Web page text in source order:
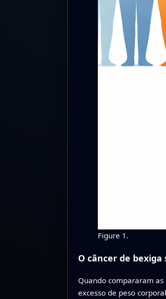
Figure 1.
O câncer de bexiga
Quando compararam
excesso de peso